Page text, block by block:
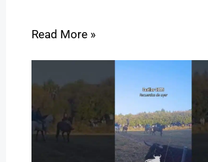
Read More »